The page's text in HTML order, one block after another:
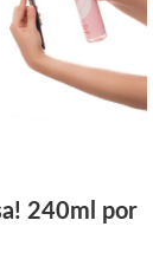
240ml por